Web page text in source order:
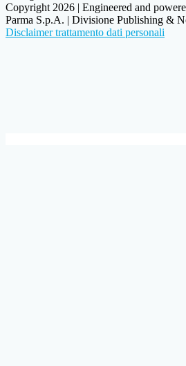
Copyright 2026 | Engineered and
Parma S.p.A. | Divisione Publishing &
Disclaimer trattamento dati personali